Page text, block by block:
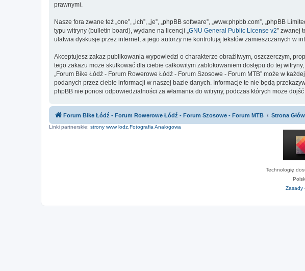
prawnymi.
Nasze fora zwane też „one”, „ich”, „je”, „phpBB software”, „www.phpbb.com”, „phpBB
typu witryny (bulletin board), wydane na licencji „ GNU General Public License v2” zwanej
ułatwia dyskusje przez internet, a jego autorzy nie kontrolują tekstów zamieszczanych w
Akceptujesz zakaz publikowania wypowiedzi o charakterze obraźliwym, oszczerczym,
tego zakazu może skutkować dla ciebie całkowitym zablokowaniem dostępu do tej
„Forum Bike Łódź - Forum Rowerowe Łódź - Forum Szosowe - Forum MTB” może w
podanych przez ciebie informacji w naszej bazie danych. Informacje te nie będą
phpBB nie ponosi odpowiedzialności za włamania do witryny, podczas których może dojść
Forum Bike Łódź - Forum Rowerowe Łódź - Forum Szosowe - Forum MTB Strona
Linki partnerskie: strony www lodz Fotografia Analogowa
Technologię
Zasady